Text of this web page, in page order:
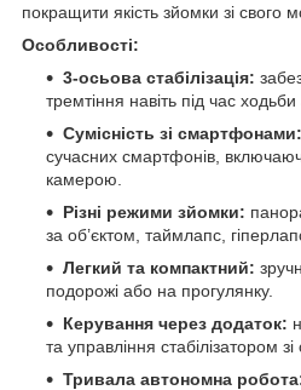
покращити якість зйомки зі свого
Особливості:
3-осьова стабілізація:
тремтіння навіть під час ходьби
Сумісність зі смартфонами:
сучасних смартфонів,
камерою.
Різні режими зйомки:
за об’єктом, таймлапс,
Легкий та компактний:
подорожі або на прогулянку.
Керування через додаток:
та управління стабілізатором
Тривала автономна